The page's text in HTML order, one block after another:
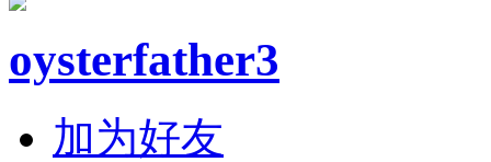
oysterfather3
加为好友